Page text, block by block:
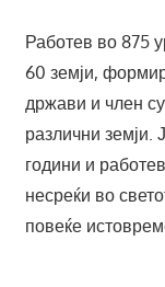
Работев во 875
60 земји,
држави и член
различни земји.
години и
несреќи во
повеќе